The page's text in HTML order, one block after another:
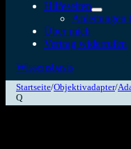
Hilfeseiten
Anleitungen
Über mich
Vertrag widerrufen
Wissensbasis
Startseite/Objektivadapter/
Q